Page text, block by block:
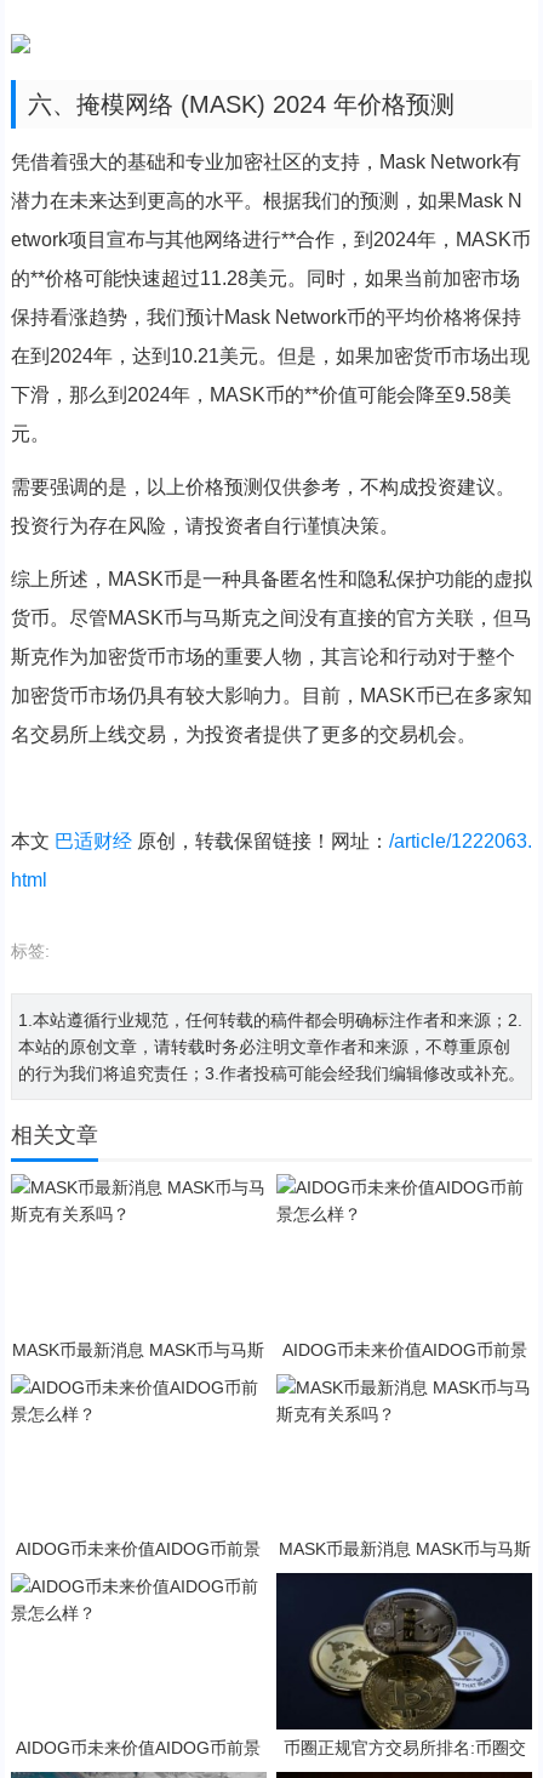
六、掩模网络 (MASK) 2024 年价格预测
凭借着强大的基础和专业加密社区的支持，Mask Network有
潜力在未来达到更高的水平。根据我们的预测，如果Mask N
etwork项目宣布与其他网络进行**合作，到2024年，MASK币
的**价格可能快速超过11.28美元。同时，如果当前加密市场
保持看涨趋势，我们预计Mask Network币的平均价格将保持
在到2024年，达到10.21美元。但是，如果加密货币市场出现
下滑，那么到2024年，MASK币的**价值可能会降至9.58美
元。
需要强调的是，以上价格预测仅供参考，不构成投资建议。
投资行为存在风险，请投资者自行谨慎决策。
综上所述，MASK币是一种具备匿名性和隐私保护功能的虚拟
货币。尽管MASK币与马斯克之间没有直接的官方关联，但马
斯克作为加密货币市场的重要人物，其言论和行动对于整个
加密货币市场仍具有较大影响力。目前，MASK币已在多家知
名交易所上线交易，为投资者提供了更多的交易机会。
本文 巴适财经原创，转载保留链接！网址： /article/1222063.
html
标签:
1.本站遵循行业规范，任何转载的稿件都会明确标注作者和来源；2.
本站的原创文章，请转载时务必注明文章作者和来源，不尊重原创
的行为我们将追究责任；3.作者投稿可能会经我们编辑修改或补充。
相关文章
MASK币最新消息 MASK币与马斯
AIDOG币未来价值AIDOG币前景
AIDOG币未来价值AIDOG币前景
MASK币最新消息 MASK币与马斯
克有关系吗？
AIDOG币未来价值AIDOG币前景
怎么样？
币圈正规官方交易所排名:币圈交
易所可以交易安卓排行榜